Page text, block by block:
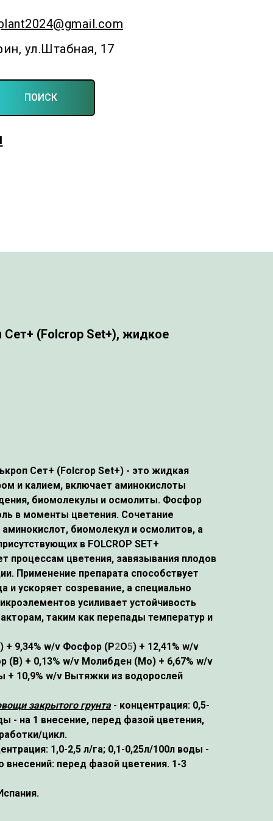
ул.Штабная, 17
ПОИСК
(Folcrop Set+), жидкое
Сет+ (Folcrop Set+) - это жидкая
и калием, включает аминокислоты
биомолекулы и осмолиты. Фосфор
в моменты цветения. Сочетание
биомолекул и осмолитов, а
в FOLCROP SET+
процессам цветения, завязывания плодов
Применение препарата способствует
и ускоряет созревание, а специально
усиливает устойчивость
таким как перепады температур и
+ 9,34% w/v Фосфор (P2O5) + 12,41% w/v
(B) + 0,13% w/v Молибден (Mo) + 6,67% w/v
+ 10,9% w/v Вытяжки из водорослей
закрытого грунта- концентрация: 0,5-
- на 1 внесение, перед фазой цветения,
цикл.
1,0-2,5 л/га; 0,1-0,25л/100л воды -
внесений: перед фазой цветения. 1-3